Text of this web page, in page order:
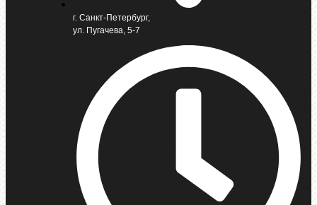
г. Санкт-Петербург,
ул. Пугачева, 5-7